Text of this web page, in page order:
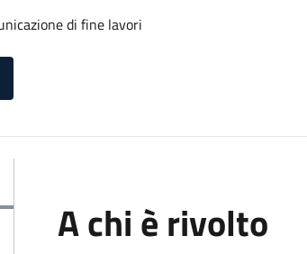
di fine lavori
A chi è rivolto